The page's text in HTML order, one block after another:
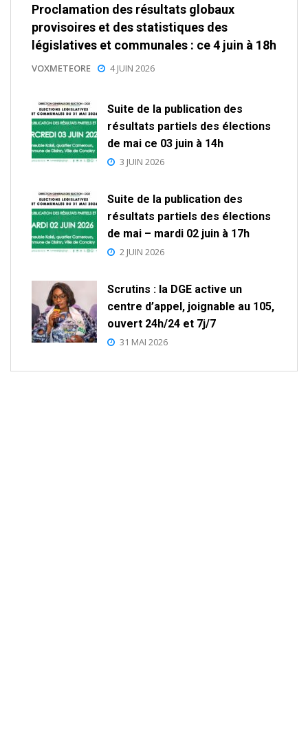
Proclamation des résultats globaux
provisoires et des statistiques des
législatives et communales : ce 4 juin à 18h
VOXMETEORE 4 JUIN 2026
Suite de la publication des
résultats partiels des élections
de mai ce 03 juin à 14h
3 JUIN 2026
Suite de la publication des
résultats partiels des élections
de mai – mardi 02 juin à 17h
2 JUIN 2026
Scrutins : la DGE active un
centre d’appel, joignable au 105,
ouvert 24h/24 et 7j/7
31 MAI 2026